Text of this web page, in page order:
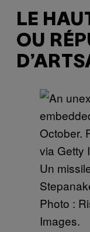
LE
OU
Un
Photo :
Images.